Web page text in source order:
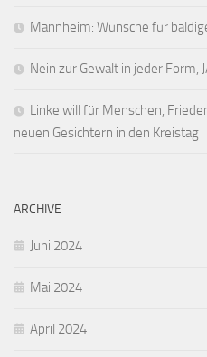
Mannheim: Wünsche für
Nein zur Gewalt in jeder Form,
Linke will für Menschen,
neuen Gesichtern in den Kreistag
ARCHIVE
Juni 2024
Mai 2024
April 2024